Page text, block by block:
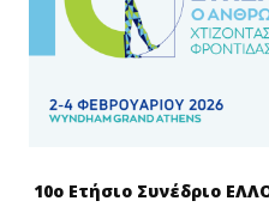
10ο Ετήσιο Συνέδριο